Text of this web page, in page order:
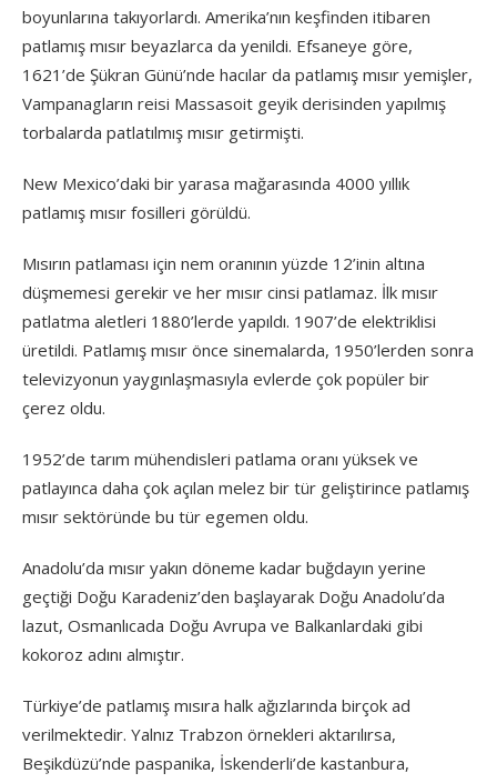
boyunlarına takıyorlardı. Amerika’nın keşfinden itibaren
patlamış mısır beyazlarca da yenildi. Efsaneye göre,
1621’de Şükran Günü’nde hacılar da patlamış mısır yemişler,
Vampanagların reisi Massasoit geyik derisinden yapılmış
torbalarda patlatılmış mısır getirmişti.
New Mexico’daki bir yarasa mağarasında 4000 yıllık
patlamış mısır fosilleri görüldü.
Mısırın patlaması için nem oranının yüzde 12’inin altına
düşmemesi gerekir ve her mısır cinsi patlamaz. İlk mısır
patlatma aletleri 1880’lerde yapıldı. 1907’de elektriklisi
üretildi. Patlamış mısır önce sinemalarda, 1950’lerden sonra
televizyonun yaygınlaşmasıyla evlerde çok popüler bir
çerez oldu.
1952’de tarım mühendisleri patlama oranı yüksek ve
patlayınca daha çok açılan melez bir tür geliştirince patlamış
mısır sektöründe bu tür egemen oldu.
Anadolu’da mısır yakın döneme kadar buğdayın yerine
geçtiği Doğu Karadeniz’den başlayarak Doğu Anadolu’da
lazut, Osmanlıcada Doğu Avrupa ve Balkanlardaki gibi
kokoroz adını almıştır.
Türkiye’de patlamış mısıra halk ağızlarında birçok ad
verilmektedir. Yalnız Trabzon örnekleri aktarılırsa,
Beşikdüzü’nde paspanika, İskenderli’de kastanbura,